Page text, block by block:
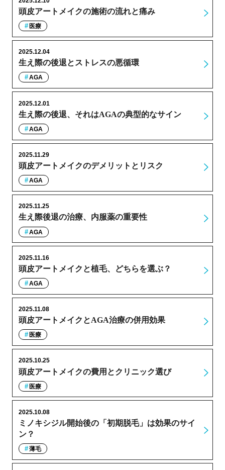
頭皮アートメイクの施術の流れと痛み
医療
生え際の後退とストレスの悪循環
2025.12.04
AGA
生え際の後退、それはAGAの典型的なサイン
2025.12.01
AGA
頭皮アートメイクのデメリットとリスク
2025.11.29
AGA
生え際後退の治療、内服薬の重要性
2025.11.25
AGA
頭皮アートメイクと植毛、どちらを選ぶ？
2025.11.16
AGA
頭皮アートメイクとAGA治療の併用効果
2025.11.08
医療
頭皮アートメイクの費用とクリニック選び
2025.10.25
医療
ミノキシジル開始後の「初期脱毛」は効果のサイ
ン？
2025.10.08
薄毛